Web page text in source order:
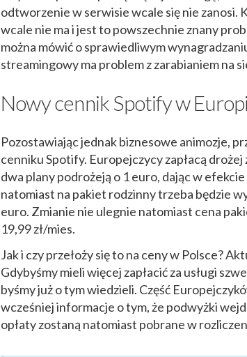
odtworzenie w serwisie wcale się nie
wcale nie ma i jest to powszechnie znany
można mówić o sprawiedliwym
streamingowy ma problem z zarabianiem na
Nowy cennik Spotify w
Pozostawiając jednak biznesowe animozje,
cenniku Spotify. Europejczycy zapłacą
dwa plany podrożeją o 1 euro, dając w
natomiast na pakiet rodzinny trzeba będzie
euro. Zmianie nie ulegnie natomiast cena
19,99 zł/mies.
Jak i czy przełoży się to na ceny w Polsce?
Gdybyśmy mieli więcej zapłacić za usługi
byśmy już o tym wiedzieli. Część
wcześniej informacje o tym, że podwyżki
opłaty zostaną natomiast pobrane w